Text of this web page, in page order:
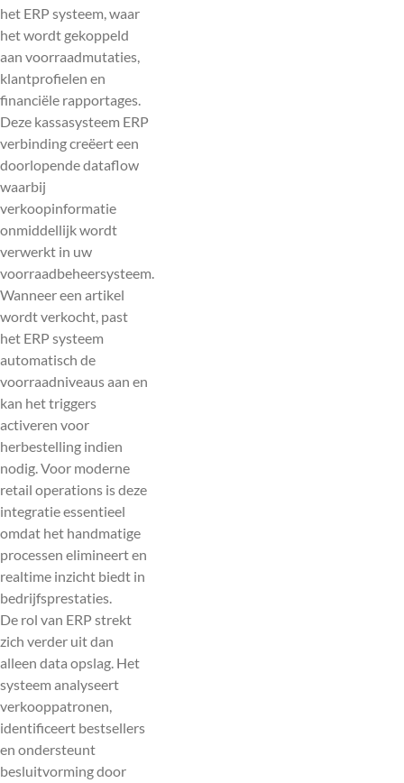
het ERP systeem, waar
het wordt gekoppeld
aan voorraadmutaties,
klantprofielen en
financiële rapportages.
Deze kassasysteem ERP
verbinding creëert een
doorlopende dataflow
waarbij
verkoopinformatie
onmiddellijk wordt
verwerkt in uw
voorraadbeheersysteem.
Wanneer een artikel
wordt verkocht, past
het ERP systeem
automatisch de
voorraadniveaus aan en
kan het triggers
activeren voor
herbestelling indien
nodig. Voor moderne
retail operations is deze
integratie essentieel
omdat het handmatige
processen elimineert en
realtime inzicht biedt in
bedrijfsprestaties.
De rol van ERP strekt
zich verder uit dan
alleen data opslag. Het
systeem analyseert
verkooppatronen,
identificeert bestsellers
en ondersteunt
besluitvorming door